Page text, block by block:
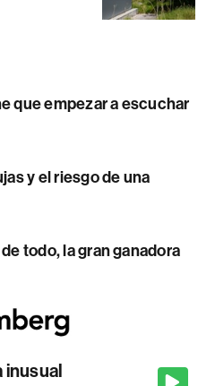
que empezar a escuchar
y el riesgo de una
todo, la gran ganadora
inusual